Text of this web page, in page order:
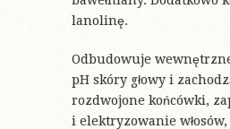
lanolinę.
Odbudowuje
pH skóry głowy i
rozdwojone końcówki,
i elektryzowanie